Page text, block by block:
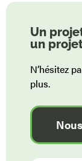
Un
un
N’hésitez
plus.